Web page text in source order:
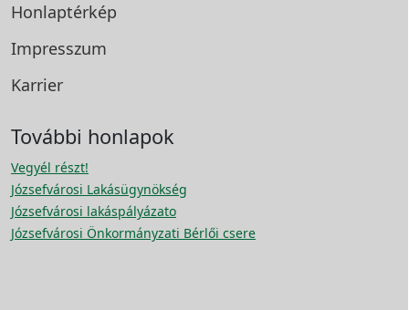
Honlaptérkép
Impresszum
Karrier
További honlapok
Vegyél részt!
Józsefvárosi Lakásügynökség
Józsefvárosi lakáspályázato
Józsefvárosi Önkormányzati Bérlői csere